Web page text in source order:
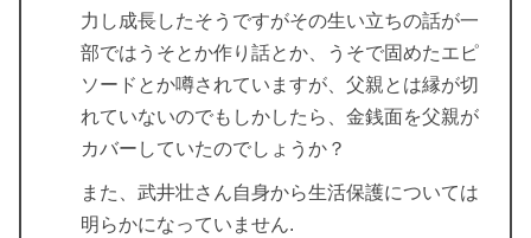
力し成長したそうですがその生い立ちの話が一
部ではうそとか作り話とか、うそで固めたエピ
ソードとか噂されていますが、父親とは縁が切
れていないのでもしかしたら、金銭面を父親が
カバーしていたのでしょうか？
また、武井壮さん自身から生活保護については
明らかになっていません.